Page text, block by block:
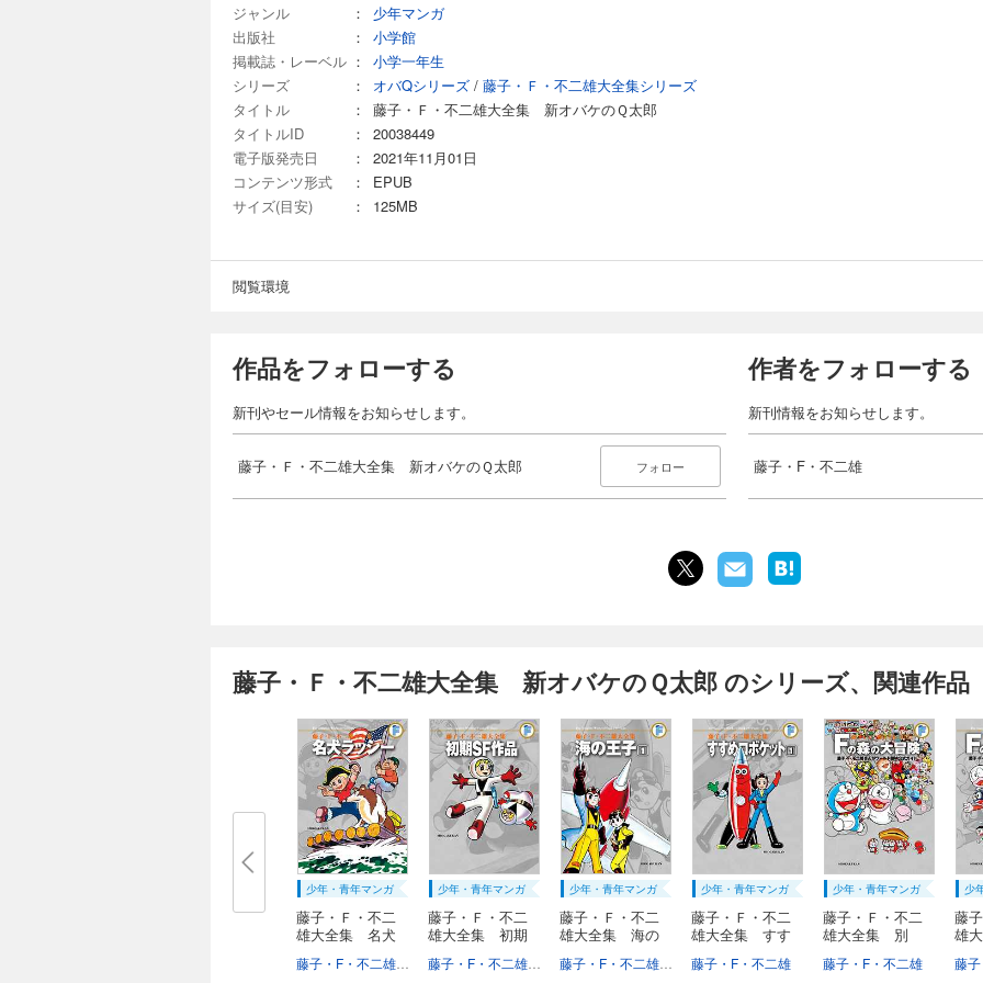
ジャンル ：
少年マンガ
出版社
：
小学館
掲載誌・レーベル ：
小学一年生
シリーズ
： オバQシリーズ / 藤子・Ｆ・不二雄大全集シリーズ
タイトル
：
藤子・Ｆ・不二雄大全集 新オバケのＱ太郎
タイトルID
：
20038449
電子版発売日
：
2021年11月01日
コンテンツ形式
：
EPUB
サイズ(目安)
： 125MB
閲覧環境
作品をフォローする
新刊やセール情報をお知らせします。
藤子・Ｆ・不二雄大全集 新オバケのＱ太郎 フォロー
作者をフォローする
新刊情報をお知らせします。
藤子・F・不二雄
藤子・Ｆ・不二雄大全集 新オバケのＱ太郎 のシリーズ、関連作品
少年・青年マンガ
藤子・Ｆ・不二
雄大全集 名犬
オリジナルテレビS「名犬ラッシー」
少年・青年マンガ
藤子・Ｆ・不二
雄大全集 初期
藤子不二雄A
少年・青年マンガ
藤子・Ｆ・不二
雄大全集 海の
藤子不二雄A
少年・青年マンガ
藤子・Ｆ・不二
雄大全集 すす
藤子・F・不二雄
少年・青年マンガ
藤子・Ｆ・不二
雄大全集 別
藤子・F・不二雄
少
藤
雄
藤